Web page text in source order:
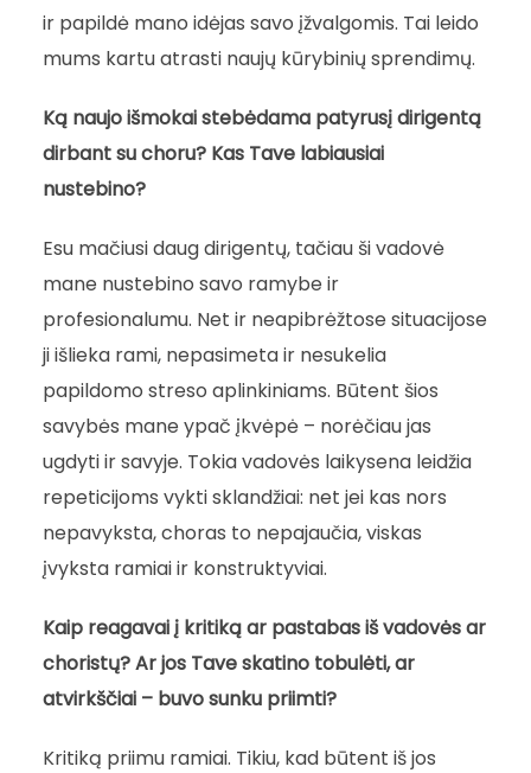
ir papildė mano idėjas savo įžvalgomis. Tai leido
mums kartu atrasti naujų kūrybinių sprendimų.
Ką naujo išmokai stebėdama patyrusį dirigentą
dirbant su choru? Kas Tave labiausiai
nustebino?
Esu mačiusi daug dirigentų, tačiau ši vadovė
mane nustebino savo ramybe ir
profesionalumu. Net ir neapibrėžtose situacijose
ji išlieka rami, nepasimeta ir nesukelia
papildomo streso aplinkiniams. Būtent šios
savybės mane ypač įkvėpė – norėčiau jas
ugdyti ir savyje. Tokia vadovės laikysena leidžia
repeticijoms vykti sklandžiai: net jei kas nors
nepavyksta, choras to nepajaučia, viskas
įvyksta ramiai ir konstruktyviai.
Kaip reagavai į kritiką ar pastabas iš vadovės ar
choristų? Ar jos Tave skatino tobulėti, ar
atvirkščiai – buvo sunku priimti?
Kritiką priimu ramiai. Tikiu, kad būtent iš jos